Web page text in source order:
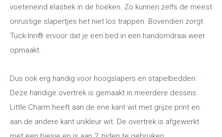
voeteneind elastiek in de hoeken. Zo kunnen zelfs de meest
onrustige slapertjes het niet los trappen. Bovendien zorgt
Tuck-Inn® ervoor dat je een bed in een handomdraai weer
opmaakt.
Dus ook erg handig voor hoogslapers en stapelbedden.
Deze handige overtrek is gemaakt in meerdere dessins.
Little Charm heeft aan de ene kant wit met grijze print en
aan de andere kant unikleur wit. De overtrek is afgewerkt